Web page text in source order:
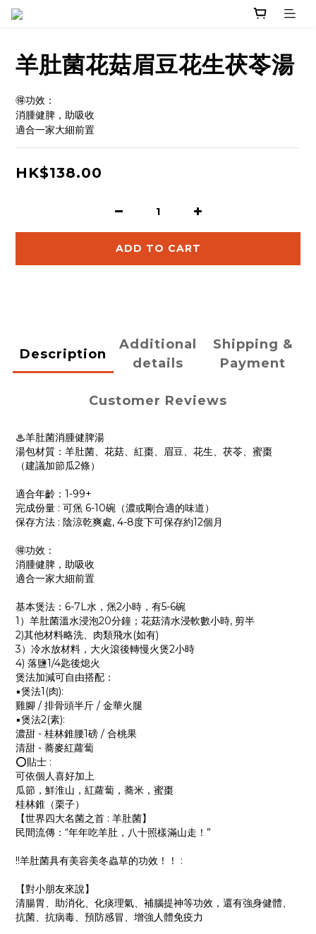
羊肚菌花菇眉豆花生茯苓湯
🉐功效：
消腫健脾，助吸收
適合一家大細前置
HK$138.00
ADD TO CART
Description
Additional
details
Shipping &
Payment
Customer Reviews
♨羊肚菌消腫健脾湯
湯包材質：羊肚菌、花菇、紅棗、眉豆、花生、茯苓、蜜棗
（建議加節瓜2條）
適合年齡：1-99+
完成份量 : 可㷛 6-10碗（濃或剛合適的味道）
保存方法 : 陰涼乾爽處, 4-8度下可保存約12個月
🉐功效：
消腫健脾，助吸收
適合一家大細前置
基本煲法：6-7L水，㷛2小時，有5-6碗
1）羊肚菌溫水浸泡20分鐘；花菇清水浸軟數小時, 剪半
2)其他材料略洗、肉類飛水(如有)
3）冷水放材料，大火滾後轉慢火煲2小時
4) 落鹽1/4匙後熄火
煲法加減可自由搭配：
▪煲法1(肉):
雞腳 / 排骨頭半斤 / 金華火腿
▪煲法2(素):
濃甜 - 桂林錐腰1磅 / 合桃果
清甜 - 蕎麥紅蘿蔔
⭕貼士 :
可依個人喜好加上
瓜節，鮮淮山，紅蘿蔔，蕎米，蜜棗
桂林錐（栗子）
【世界四大名菌之首 : 羊肚菌】
民間流傳：“年年吃羊肚，八十照樣滿山走！”
!!羊肚菌具有美容美冬蟲草的功效！！ :
【對小朋友來說】
清腸胃、助消化、化痰理氣、補腦提神等功效，還有強身健體、
抗菌、抗病毒、預防感冒、增強人體免疫力